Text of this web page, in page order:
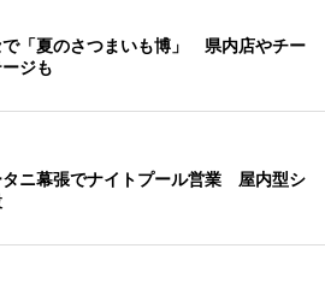
で「夏のさつまいも博」 県内店やチー
ジも
タニ幕張でナイトプール営業 屋内型シ